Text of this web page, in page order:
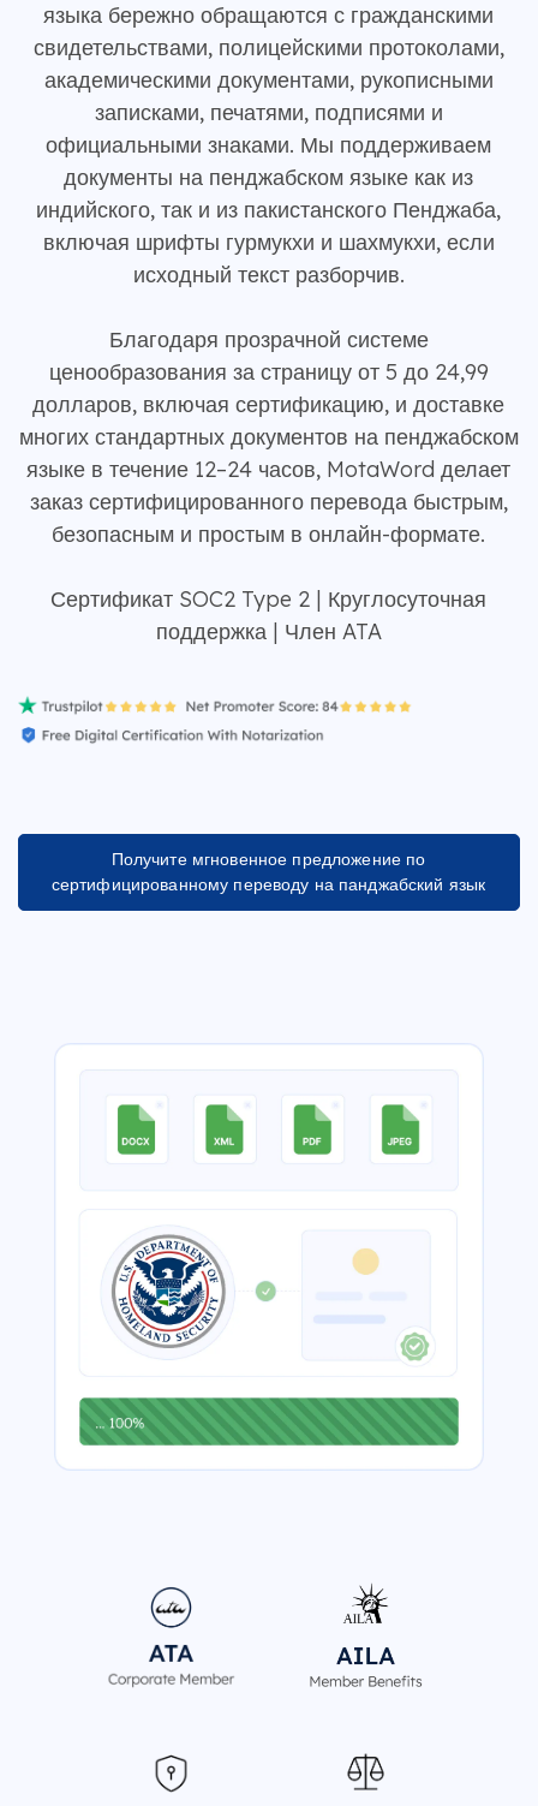
языка бережно обращаются с гражданскими
свидетельствами, полицейскими протоколами,
академическими документами, рукописными
записками, печатями, подписями и
официальными знаками. Мы поддерживаем
документы на пенджабском языке как из
индийского, так и из пакистанского Пенджаба,
включая шрифты гурмукхи и шахмукхи, если
исходный текст разборчив.
Благодаря прозрачной системе
ценообразования за страницу от 5 до 24,99
долларов, включая сертификацию, и доставке
многих стандартных документов на пенджабском
языке в течение 12–24 часов, MotaWord делает
заказ сертифицированного перевода быстрым,
безопасным и простым в онлайн-формате.
Сертификат SOC2 Type 2 | Круглосуточная
поддержка | Член ATA
Получите мгновенное предложение по
сертифицированному переводу на панджабский язык